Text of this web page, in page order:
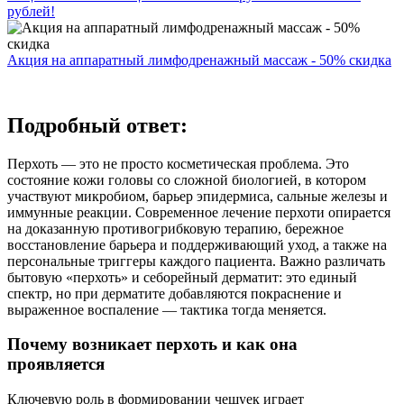
рублей!
Акция на аппаратный лимфодренажный массаж - 50% скидка
Подробный ответ:
Перхоть — это не просто косметическая проблема. Это
состояние кожи головы со сложной биологией, в котором
участвуют микробиом, барьер эпидермиса, сальные железы и
иммунные реакции. Современное лечение перхоти опирается
на доказанную противогрибковую терапию, бережное
восстановление барьера и поддерживающий уход, а также на
персональные триггеры каждого пациента. Важно различать
бытовую «перхоть» и себорейный дерматит: это единый
спектр, но при дерматите добавляются покраснение и
выраженное воспаление — тактика тогда меняется.
Почему возникает перхоть и как она
проявляется
Ключевую роль в формировании чешуек играет